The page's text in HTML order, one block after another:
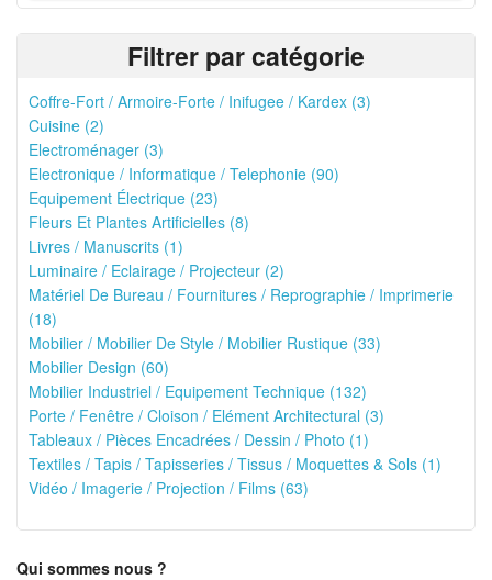
Filtrer par catégorie
Coffre-Fort / Armoire-Forte / Inifugee / Kardex (3)
Cuisine (2)
Electroménager (3)
Electronique / Informatique / Telephonie (90)
Equipement Électrique (23)
Fleurs Et Plantes Artificielles (8)
Livres / Manuscrits (1)
Luminaire / Eclairage / Projecteur (2)
Matériel De Bureau / Fournitures / Reprographie / Imprimerie
(18)
Mobilier / Mobilier De Style / Mobilier Rustique (33)
Mobilier Design (60)
Mobilier Industriel / Equipement Technique (132)
Porte / Fenêtre / Cloison / Elément Architectural (3)
Tableaux / Pièces Encadrées / Dessin / Photo (1)
Textiles / Tapis / Tapisseries / Tissus / Moquettes & Sols (1)
Vidéo / Imagerie / Projection / Films (63)
Qui sommes nous ?